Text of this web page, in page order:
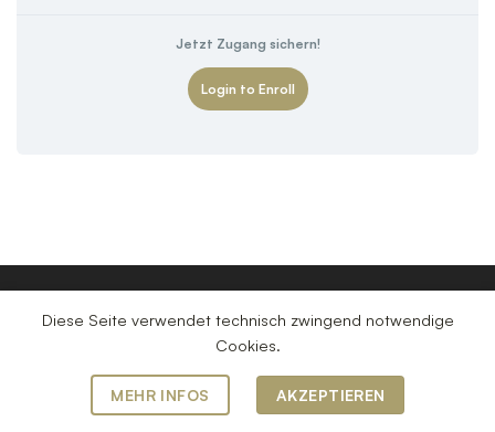
Jetzt Zugang sichern!
Login to Enroll
info@steger-consulting.de| 0331 / 76 99 100
DATENSCHUTZERKLÄRUNG IMPRESSUM KONTAKT
Steuerberatungsgesellschaft mbH
Diese Seite verwendet technisch zwingend notwendige
Cookies.
MEHR INFOS AKZEPTIEREN